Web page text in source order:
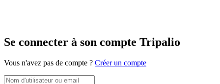
Se connecter à son compte Tripalio
Vous n'avez pas de compte ? Créer un compte